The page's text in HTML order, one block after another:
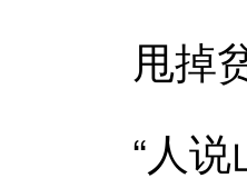
甩掉贫
“人说